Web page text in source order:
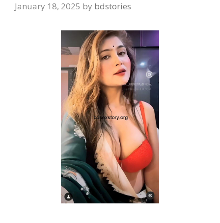
January 18, 2025 by bdstories